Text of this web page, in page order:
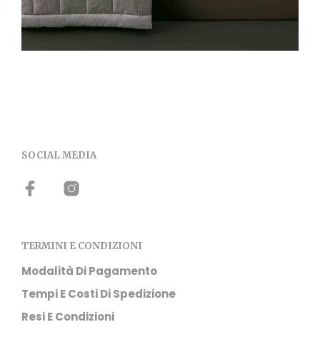
SOCIAL MEDIA
TERMINI E CONDIZIONI
Modalità Di Pagamento
Tempi E Costi Di Spedizione
Resi E Condizioni